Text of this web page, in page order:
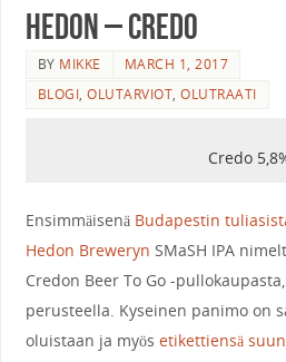
Hedon – Credo
BY MIKKE
MARCH 1, 2017
BLOGI,OLUTARVIOT,OLUTRAATI
Credo
Ensimmäisenä Budapestin
Hedon Breweryn SMaSH IPA
Credon Beer To Go -
perusteella. Kyseinen panimo on
oluistaan ja myös etikettiensä